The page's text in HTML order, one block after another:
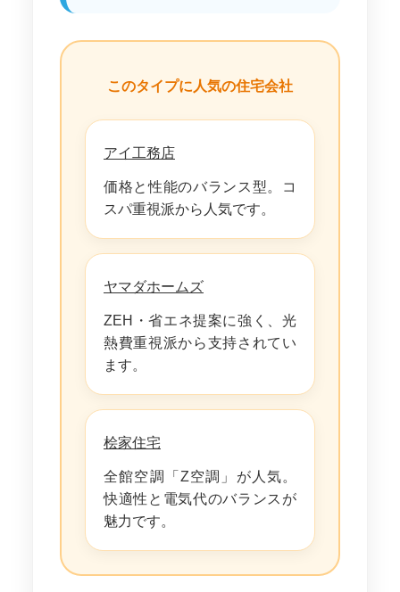
このタイプに人気の住宅会社
アイ工務店
価格と性能のバランス型。コ
スパ重視派から人気です。
ヤマダホームズ
ZEH・省エネ提案に強く、光
熱費重視派から支持されてい
ます。
桧家住宅
全館空調「Z空調」が人気。
快適性と電気代のバランスが
魅力です。